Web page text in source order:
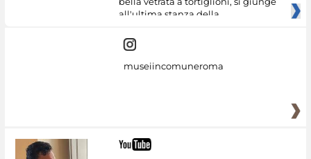
all'ultima stanza della
museiincomuneroma